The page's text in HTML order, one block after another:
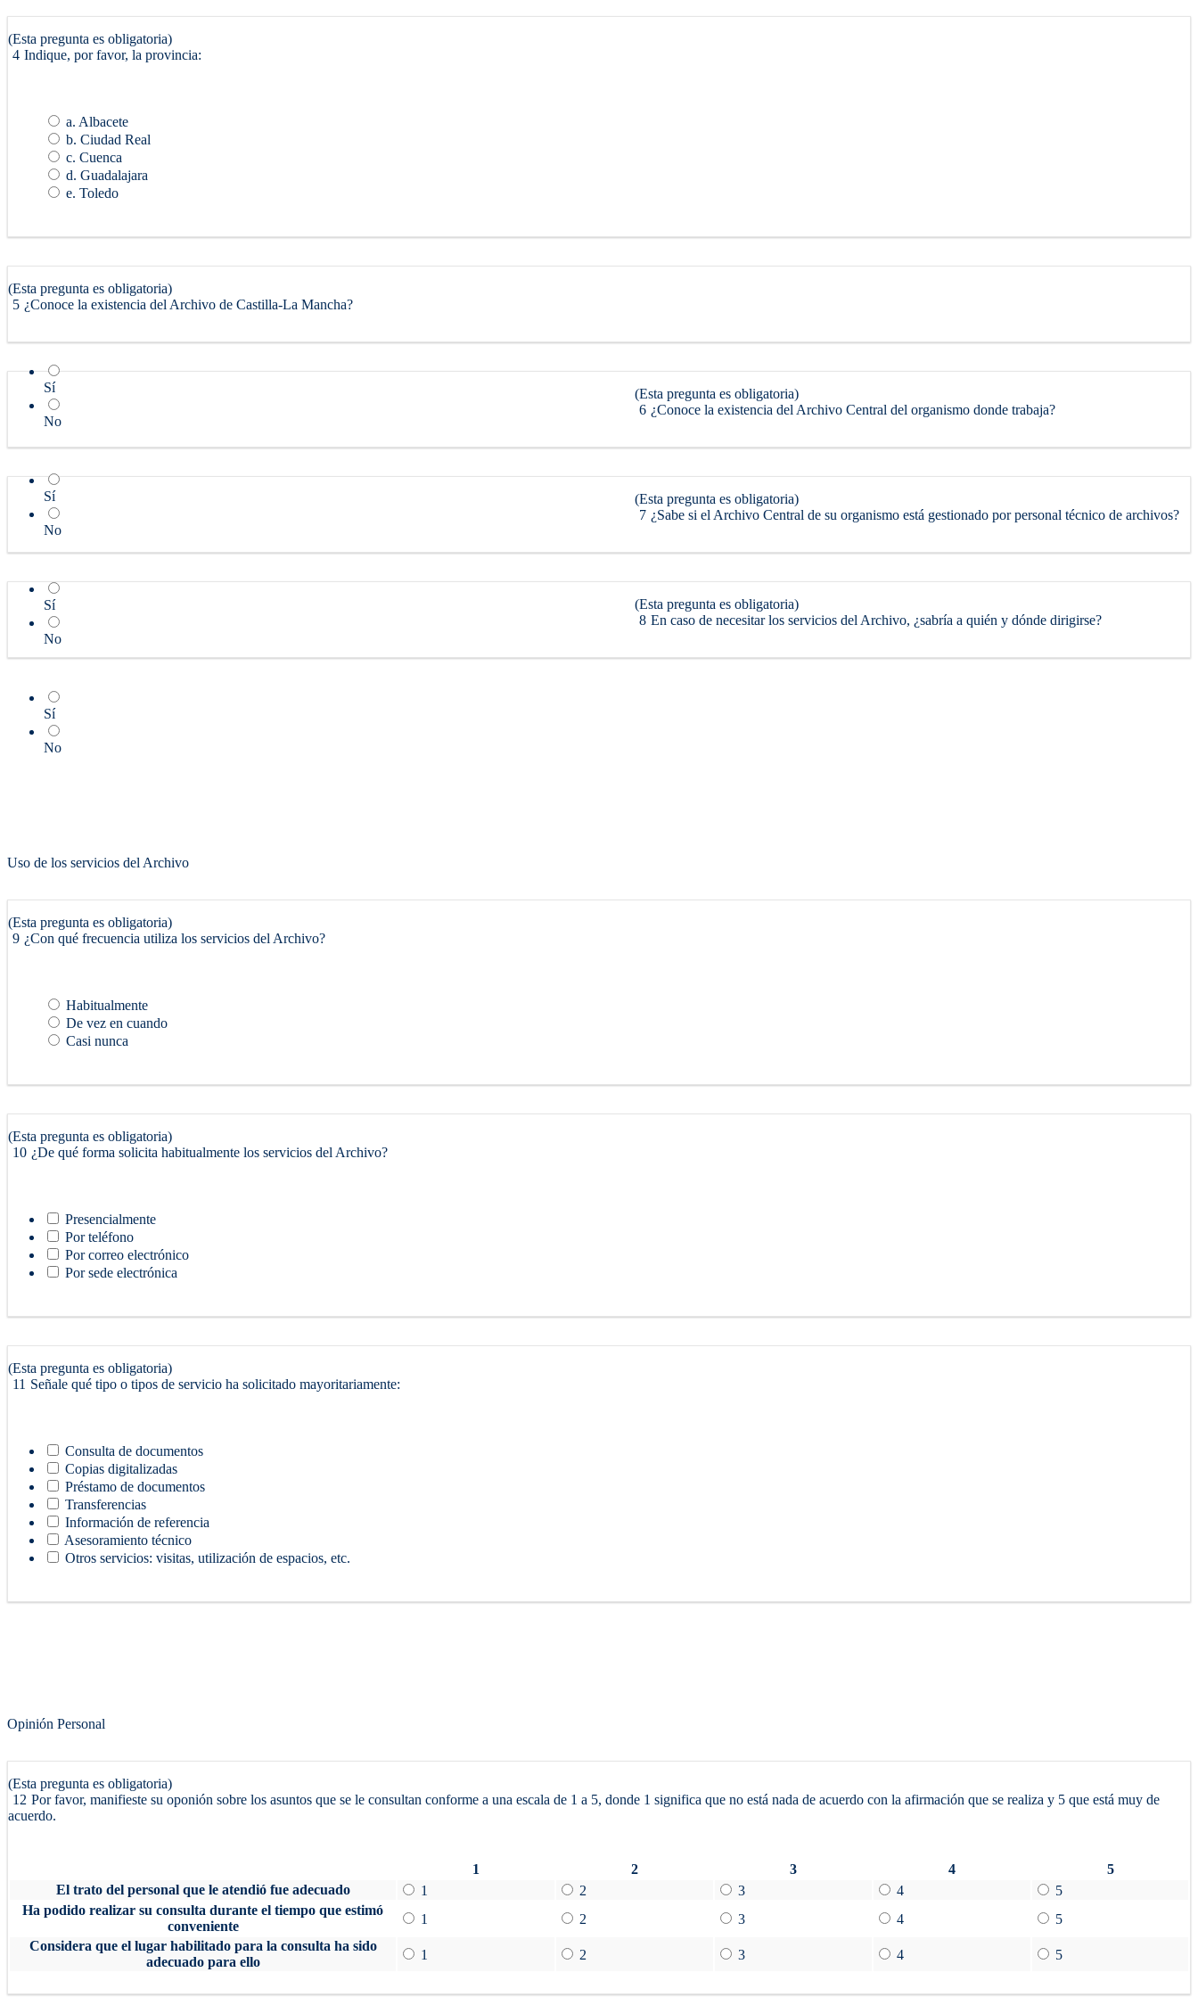
(Esta pregunta es obligatoria)
4 Indique, por favor, la provincia:
a. Albacete
b. Ciudad Real
c. Cuenca
d. Guadalajara
e. Toledo
(Esta pregunta es obligatoria)
5 ¿Conoce la existencia del Archivo de Castilla-La Mancha?
Sí
No
(Esta pregunta es obligatoria)
6 ¿Conoce la existencia del Archivo Central del organismo donde trabaja?
Sí
No
(Esta pregunta es obligatoria)
7 ¿Sabe si el Archivo Central de su organismo está gestionado por personal técnico de archivos?
Sí
No
(Esta pregunta es obligatoria)
8 En caso de necesitar los servicios del Archivo, ¿sabría a quién y dónde dirigirse?
Sí
No
Uso de los servicios del Archivo
(Esta pregunta es obligatoria)
9 ¿Con qué frecuencia utiliza los servicios del Archivo?
Habitualmente
De vez en cuando
Casi nunca
(Esta pregunta es obligatoria)
10 ¿De qué forma solicita habitualmente los servicios del Archivo?
Presencialmente
Por teléfono
Por correo electrónico
Por sede electrónica
(Esta pregunta es obligatoria)
11 Señale qué tipo o tipos de servicio ha solicitado mayoritariamente:
Consulta de documentos
Copias digitalizadas
Préstamo de documentos
Transferencias
Información de referencia
Asesoramiento técnico
Otros servicios: visitas, utilización de espacios, etc.
Opinión Personal
(Esta pregunta es obligatoria)
12 Por favor, manifieste su oponión sobre los asuntos que se le consultan conforme a una escala de 1 a 5, donde 1 significa que no está nada de acuerdo con la afirmación que se realiza y 5 que está muy de
acuerdo.
1 2 3 4
5
El trato del personal que le atendió fue adecuado
1 2 3 4
5
Ha podido realizar su consulta durante el tiempo que estimó
conveniente
1 2 3 4
5
Considera que el lugar habilitado para la consulta ha sido
adecuado para ello
1 2 3 4 5